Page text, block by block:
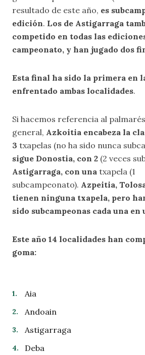
resultado de este año, es
edición. Los de Astigarraga
competido en todas las
campeonato, y han jugado dos
Esta final ha sido la primera en
enfrentado ambas localidades.
Si hacemos referencia al palmarés
general, Azkoitia encabeza la
3 txapelas (no ha sido nunca
sigue Donostia, con 2 (2 veces
Astigarraga, con una txapela (1
subcampeonato). Azpeitia,
tienen ninguna txapela, pero
sido subcampeonas cada una
Este año 14 localidades han
goma:
Aia
Andoain
Astigarraga
Deba